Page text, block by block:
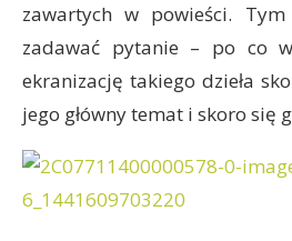
zawartych w powieści.
zadawać pytanie – po co
ekranizację takiego dzieła
jego główny temat i skoro się